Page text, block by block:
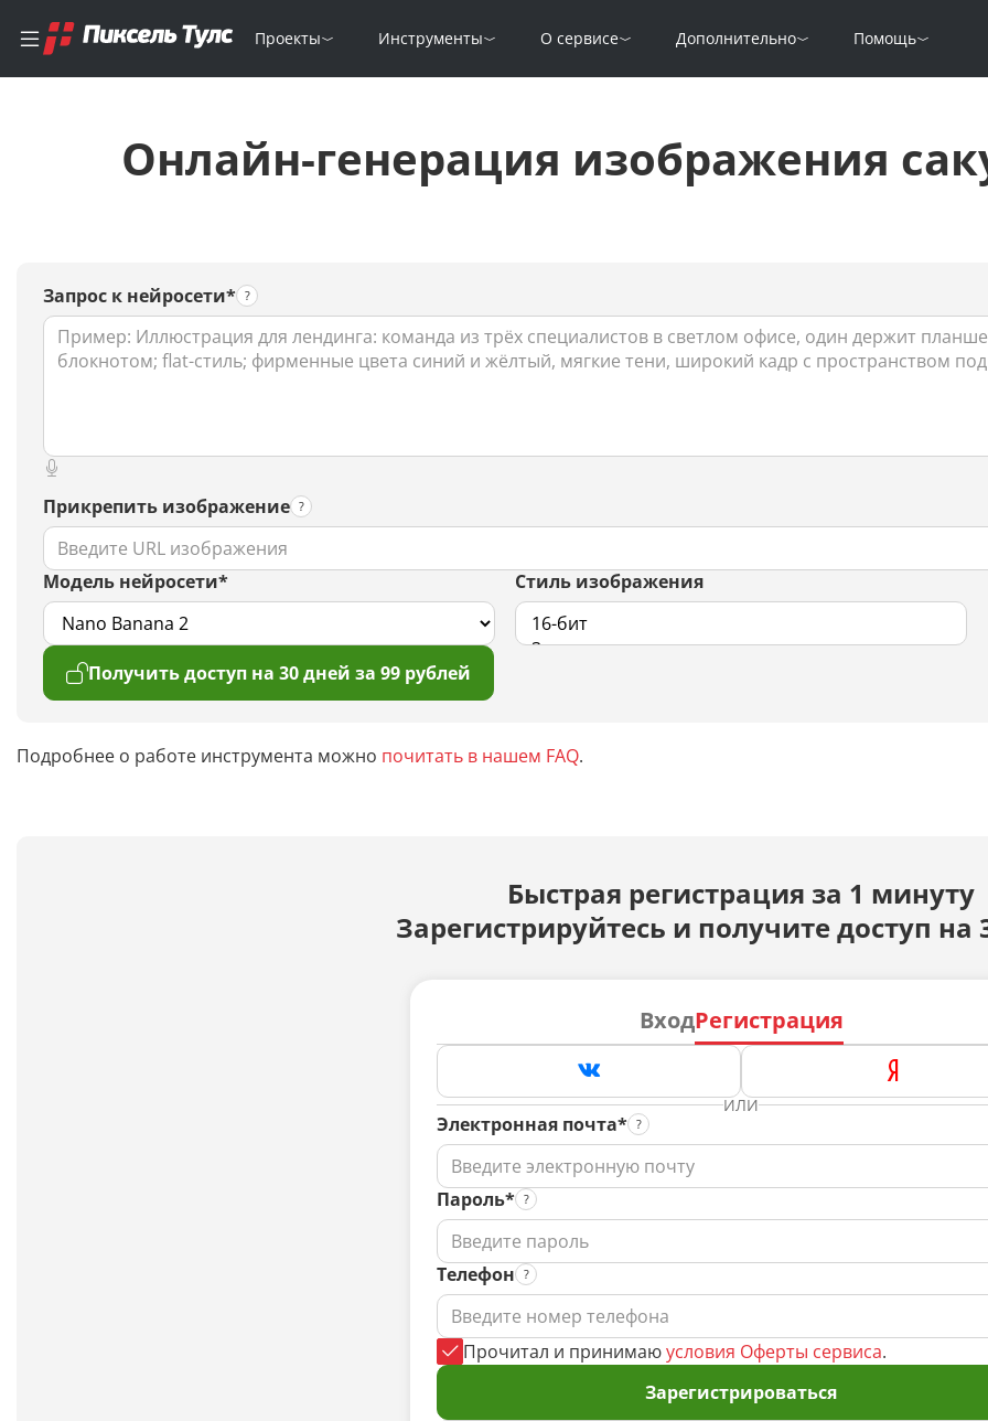
Проекты Инструменты О сервисе Дополнительно Помощь
Онлайн-генерация изображения
Запрос к нейросети*
Прикрепить изображение
Модель нейросети*
Стиль изображения
Получить доступ на 30 дней за 99 рублей
Подробнее о работе инструмента можно почитать в нашем FAQ.
Быстрая регистрация за 1 минуту
Зарегистрируйтесь и получите доступ на
ВходРегистрация
ИЛИ
Электронная почта*
Пароль*
Телефон
Прочитал и принимаюусловия Оферты сервиса.
Зарегистрироваться